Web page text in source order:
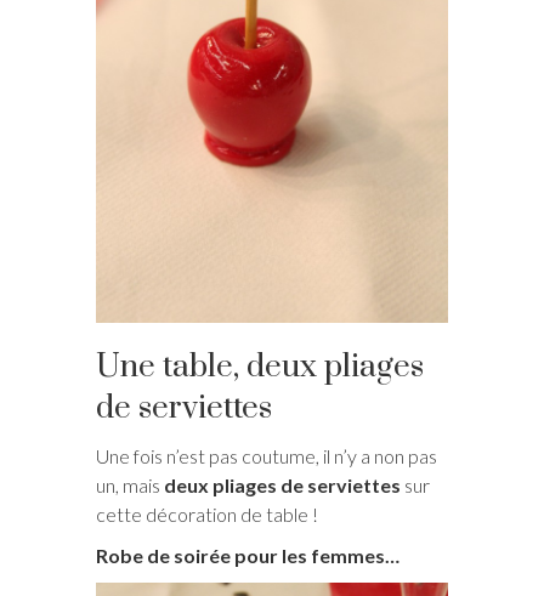
Une table, deux pliages
de serviettes
Une fois n’est pas coutume, il n’y a non pas
un, mais deux pliages de serviettes sur
cette décoration de table !
Robe de soirée pour les femmes…